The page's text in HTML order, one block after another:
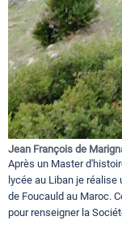
Jean François de
Après un Master
lycée au Liban je
de Foucauld au Maroc.
pour renseigner la